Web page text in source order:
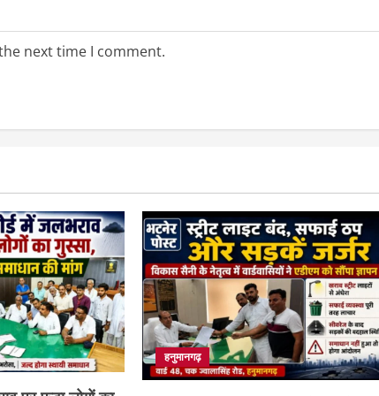
next time I comment.
हनुमानगढ़